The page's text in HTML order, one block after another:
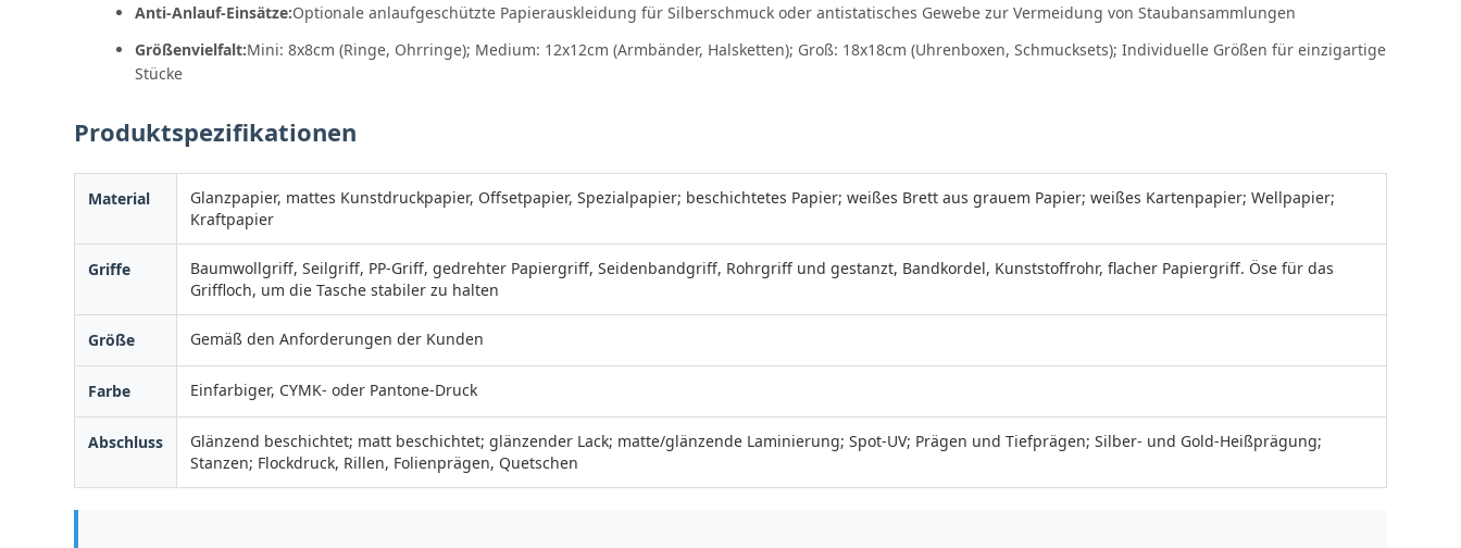
Anti-Anlauf-Einsätze:Optionale anlaufgeschützte Papierauskleidung für Silberschmuck oder antistatisches Gewebe zur Vermeidung von Staubansammlungen
Größenvielfalt:Mini: 8x8cm (Ringe, Ohrringe); Medium: 12x12cm (Armbänder, Halsketten); Groß: 18x18cm (Uhrenboxen, Schmucksets); Individuelle Größen für einzigartige
Stücke
Produktspezifikationen
Material
Glanzpapier, mattes Kunstdruckpapier, Offsetpapier, Spezialpapier; beschichtetes Papier; weißes Brett aus grauem Papier; weißes Kartenpapier; Wellpapier;
Kraftpapier
Griffe
Baumwollgriff, Seilgriff, PP-Griff, gedrehter Papiergriff, Seidenbandgriff, Rohrgriff und gestanzt, Bandkordel, Kunststoffrohr, flacher Papiergriff. Öse für das
Griffloch, um die Tasche stabiler zu halten
Größe Gemäß den Anforderungen der Kunden
Farbe Einfarbiger, CYMK- oder Pantone-Druck
Abschluss
Glänzend beschichtet; matt beschichtet; glänzender Lack; matte/glänzende Laminierung; Spot-UV; Prägen und Tiefprägen; Silber- und Gold-Heißprägung;
Stanzen; Flockdruck, Rillen, Folienprägen, Quetschen